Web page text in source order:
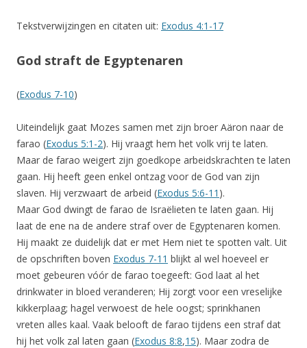
Tekstverwijzingen en citaten uit: Exodus 4:1-17
God straft de Egyptenaren
(Exodus 7-10)
Uiteindelijk gaat Mozes samen met zijn broer Aäron naar de
farao (Exodus 5:1-2). Hij vraagt hem het volk vrij te laten.
Maar de farao weigert zijn goedkope arbeidskrachten te laten
gaan. Hij heeft geen enkel ontzag voor de God van zijn
slaven. Hij verzwaart de arbeid (Exodus 5:6-11 ).
Maar God dwingt de farao de Israëlieten te laten gaan. Hij
laat de ene na de andere straf over de Egyptenaren komen.
Hij maakt ze duidelijk dat er met Hem niet te spotten valt. Uit
de opschriften boven Exodus 7-11 blijkt al wel hoeveel er
moet gebeuren vóór de farao toegeeft: God laat al het
drinkwater in bloed veranderen; Hij zorgt voor een vreselijke
kikkerplaag; hagel verwoest de hele oogst; sprinkhanen
vreten alles kaal. Vaak belooft de farao tijdens een straf dat
hij het volk zal laten gaan (Exodus 8:8,15). Maar zodra de